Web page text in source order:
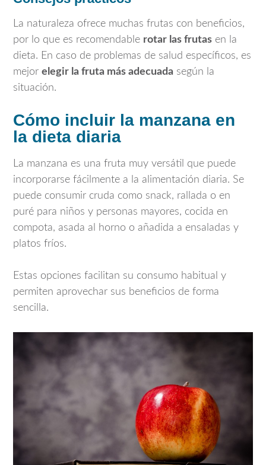
La naturaleza ofrece muchas frutas con beneficios,
por lo que es recomendable rotar las frutas en la
dieta. En caso de problemas de salud específicos, es
mejor elegir la fruta más adecuada según la
situación.
Cómo incluir la manzana en
la dieta diaria
La manzana es una fruta muy versátil que puede
incorporarse fácilmente a la alimentación diaria. Se
puede consumir cruda como snack, rallada o en
puré para niños y personas mayores, cocida en
compota, asada al horno o añadida a ensaladas y
platos fríos.
Estas opciones facilitan su consumo habitual y
permiten aprovechar sus beneficios de forma
sencilla.